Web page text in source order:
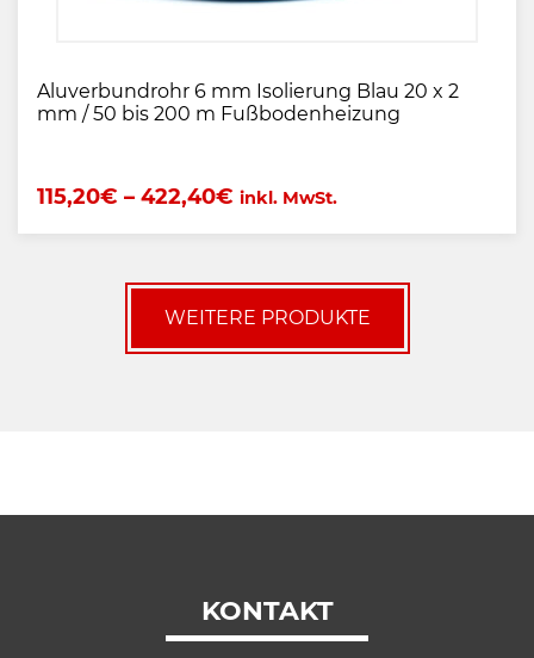
Aluverbundrohr 6 mm Isolierung Blau 20 x 2
mm / 50 bis 200 m Fußbodenheizung
115,20€ – 422,40€ inkl. MwSt.
WEITERE PRODUKTE
KONTAKT